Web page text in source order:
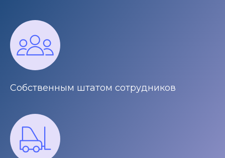
Собственным штатом сотрудников